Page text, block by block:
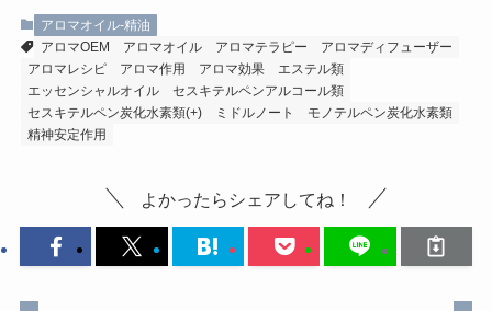
アロマオイル-精油
アロマOEM
アロマオイル アロマテラピー
アロマディフューザー
アロマレシピ
アロマ作用 アロマ効果
エステル類
エッセンシャルオイル
セスキテルペンアルコール類
セスキテルペン炭化水素類(+)
ミドルノート
モノテルペン炭化水素類
精神安定作用
よかったらシェアしてね！